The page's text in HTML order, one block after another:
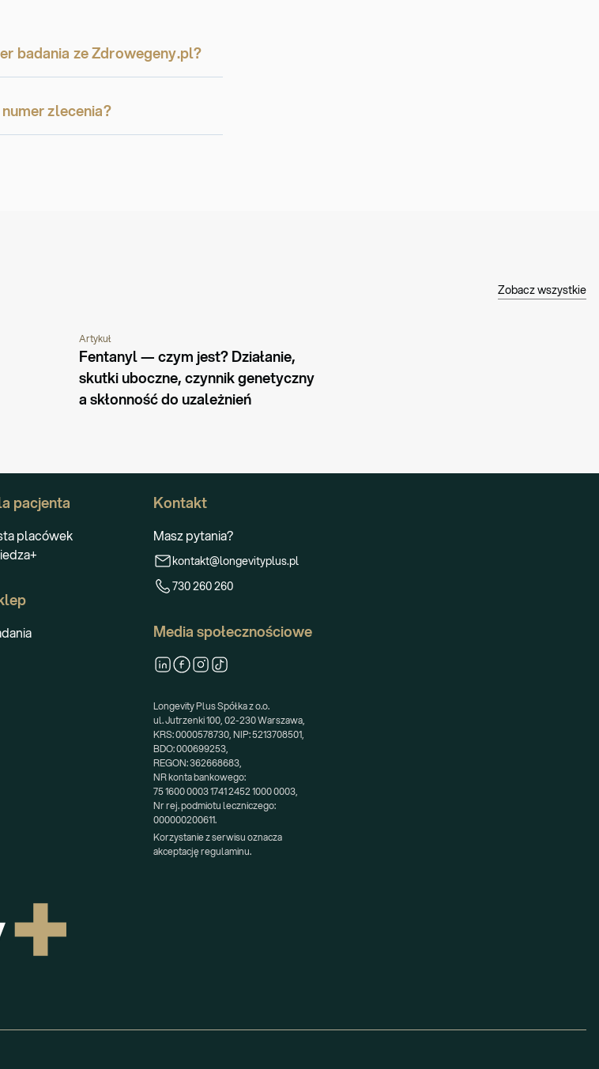
badania ze Zdrowegeny.pl?
zlecenia?
Zobacz wszystkie
PYTANIA I ODPOWIEDZI
CHOROBY I SCHORZENIA
PORADNIK
Artykuł
Fentanyl — czym jest? Działanie,
skutki uboczne, czynnik genetyczny
a skłonność do uzależnień
pacjenta
placówek
Kontakt
Masz pytania?
kontakt@longevityplus.pl
730 260 260
Media społecznościowe
Longevity Plus Spółka z o.o.
ul. Jutrzenki 100, 02-230 Warszawa,
KRS: 0000578730, NIP: 5213708501,
BDO: 000699253,
REGON: 362668683,
NR konta bankowego:
75 1600 0003 1741 2452 1000 0003,
Nr rej. podmiotu leczniczego:
000000200611.
Korzystanie z serwisu oznacza
akceptację regulaminu.